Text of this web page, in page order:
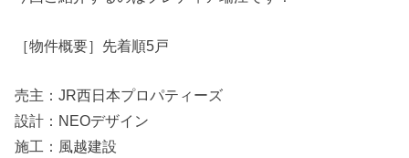
［物件概要］先着順5戸
売主：JR西日本プロパティーズ
設計：NEOデザイン
施工：風越建設